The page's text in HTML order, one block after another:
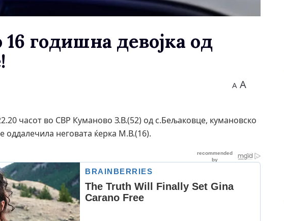
16 годишна девојка од
A A
часот во СВР Куманово З.В.(52) од с.Бељаковце, кумановско
оддалечила неговата ќерка М.В.(16).